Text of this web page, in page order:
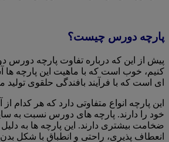
پارچه دورس چیست؟
پیش از این که درباره تفاوت پارچه
کنیم، خوب است که با ماهیت این پارچه
ای است که با فرآیند بافندگی حلقوی
این پارچه انواع متفاوتی دارد که هر کدام
خود را دارند. پارچه های دورس نسبت به
ضخامت بیشتری دارند. این پارچه ها به
انعطاف پذیری، راحتی و انطباق با شکل